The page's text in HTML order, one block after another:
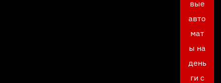
вые
авто
мат
ы на
день
ги с